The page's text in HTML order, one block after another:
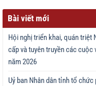
Bài viết mới
Hội nghị triển khai, quán triệt
cấp và tuyên truyền các
năm 2026
Uỷ ban Nhân dân tỉnh tổ